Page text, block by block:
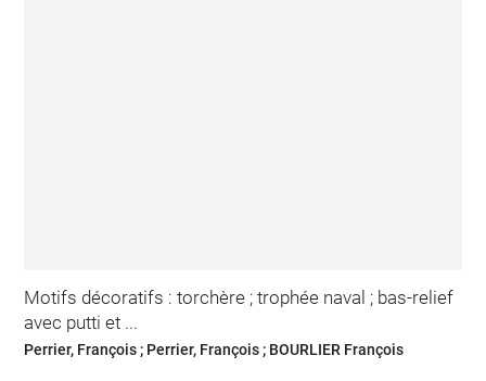
Motifs décoratifs : torchère ; trophée naval ; bas-relief
avec putti et ...
Perrier, François ; Perrier, François ; BOURLIER François